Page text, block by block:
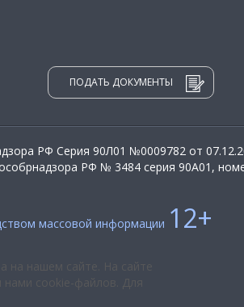
ПОДАТЬ ДОКУМЕНТЫ
РФ Серия 90Л01 №0009782 от
РФ № 3484 серия 90А01,
массовой информации 12+
на нашем сайте. На сайте
нами cookie-файлов. Для